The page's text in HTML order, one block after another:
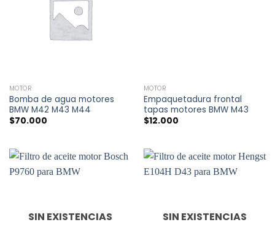
MOTOR
Bomba de agua motores
BMW M42 M43 M44
$70.000
MOTOR
Empaquetadura frontal
tapas motores BMW M43
$12.000
SIN EXISTENCIAS SIN EXISTENCIAS